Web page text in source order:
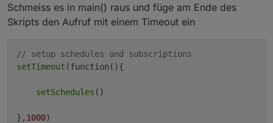
Schmeiss es in main() raus und füge am Ende des
Skripts den Aufruf mit einem Timeout ein
// setup schedules and subscriptions
setTimeout (function(){
setSchedules ()
}, 1000